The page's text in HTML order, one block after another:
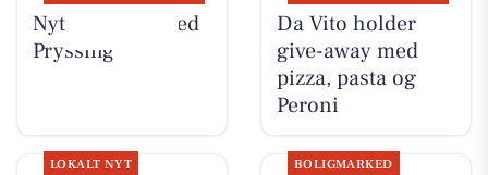
Nyt fra Guldsmed
Pryssing
Da Vito holder
give-away med
pizza, pasta og
Peroni
LOKALT NYT BOLIGMARKED